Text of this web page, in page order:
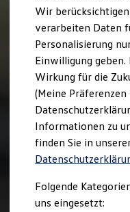
Studenten
Praktikum
Master-
Jobs in
Absolventen
StartUp
Jobs in
Jobs in
Wir
verarbeiten Daten
Personalisierung
Einwilligung
Wirkung für die
(Meine
Informationen zu
finden Sie in
Folgende
uns eingesetzt: